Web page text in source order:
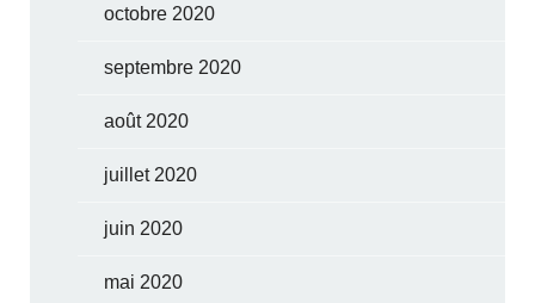
octobre 2020
septembre 2020
août 2020
juillet 2020
juin 2020
mai 2020